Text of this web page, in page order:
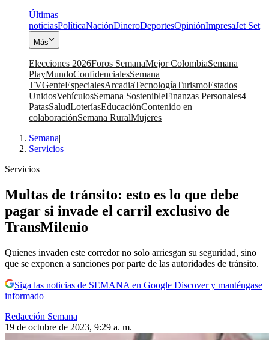
Últimas
noticiasPolíticaNaciónDineroDeportesOpiniónImpresaJet Set
Más
Elecciones 2026Foros SemanaMejor ColombiaSemana
PlayMundoConfidencialesSemana
TVGenteEspecialesArcadiaTecnologíaTurismoEstados
UnidosVehículosSemana SostenibleFinanzas Personales4
PatasSaludLoteríasEducaciónContenido en
colaboraciónSemana RuralMujeres
Semana|
Servicios
Servicios
Multas de tránsito: esto es lo que debe
pagar si invade el carril exclusivo de
TransMilenio
Quienes invaden este corredor no solo arriesgan su seguridad, sino
que se exponen a sanciones por parte de las autoridades de tránsito.
Siga las noticias de SEMANA en Google Discover y manténgase
informado
Redacción Semana
19 de octubre de 2023, 9:29 a. m.